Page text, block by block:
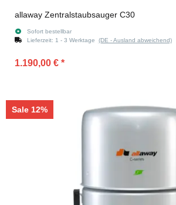
allaway Zentralstaubsauger C30
Sofort bestellbar
Lieferzeit: 1 - 3 Werktage (DE - Ausland abweichend)
1.190,00 € *
Sale 12%